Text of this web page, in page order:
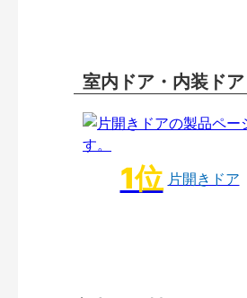
室内ドア・内装ド
片開きドア